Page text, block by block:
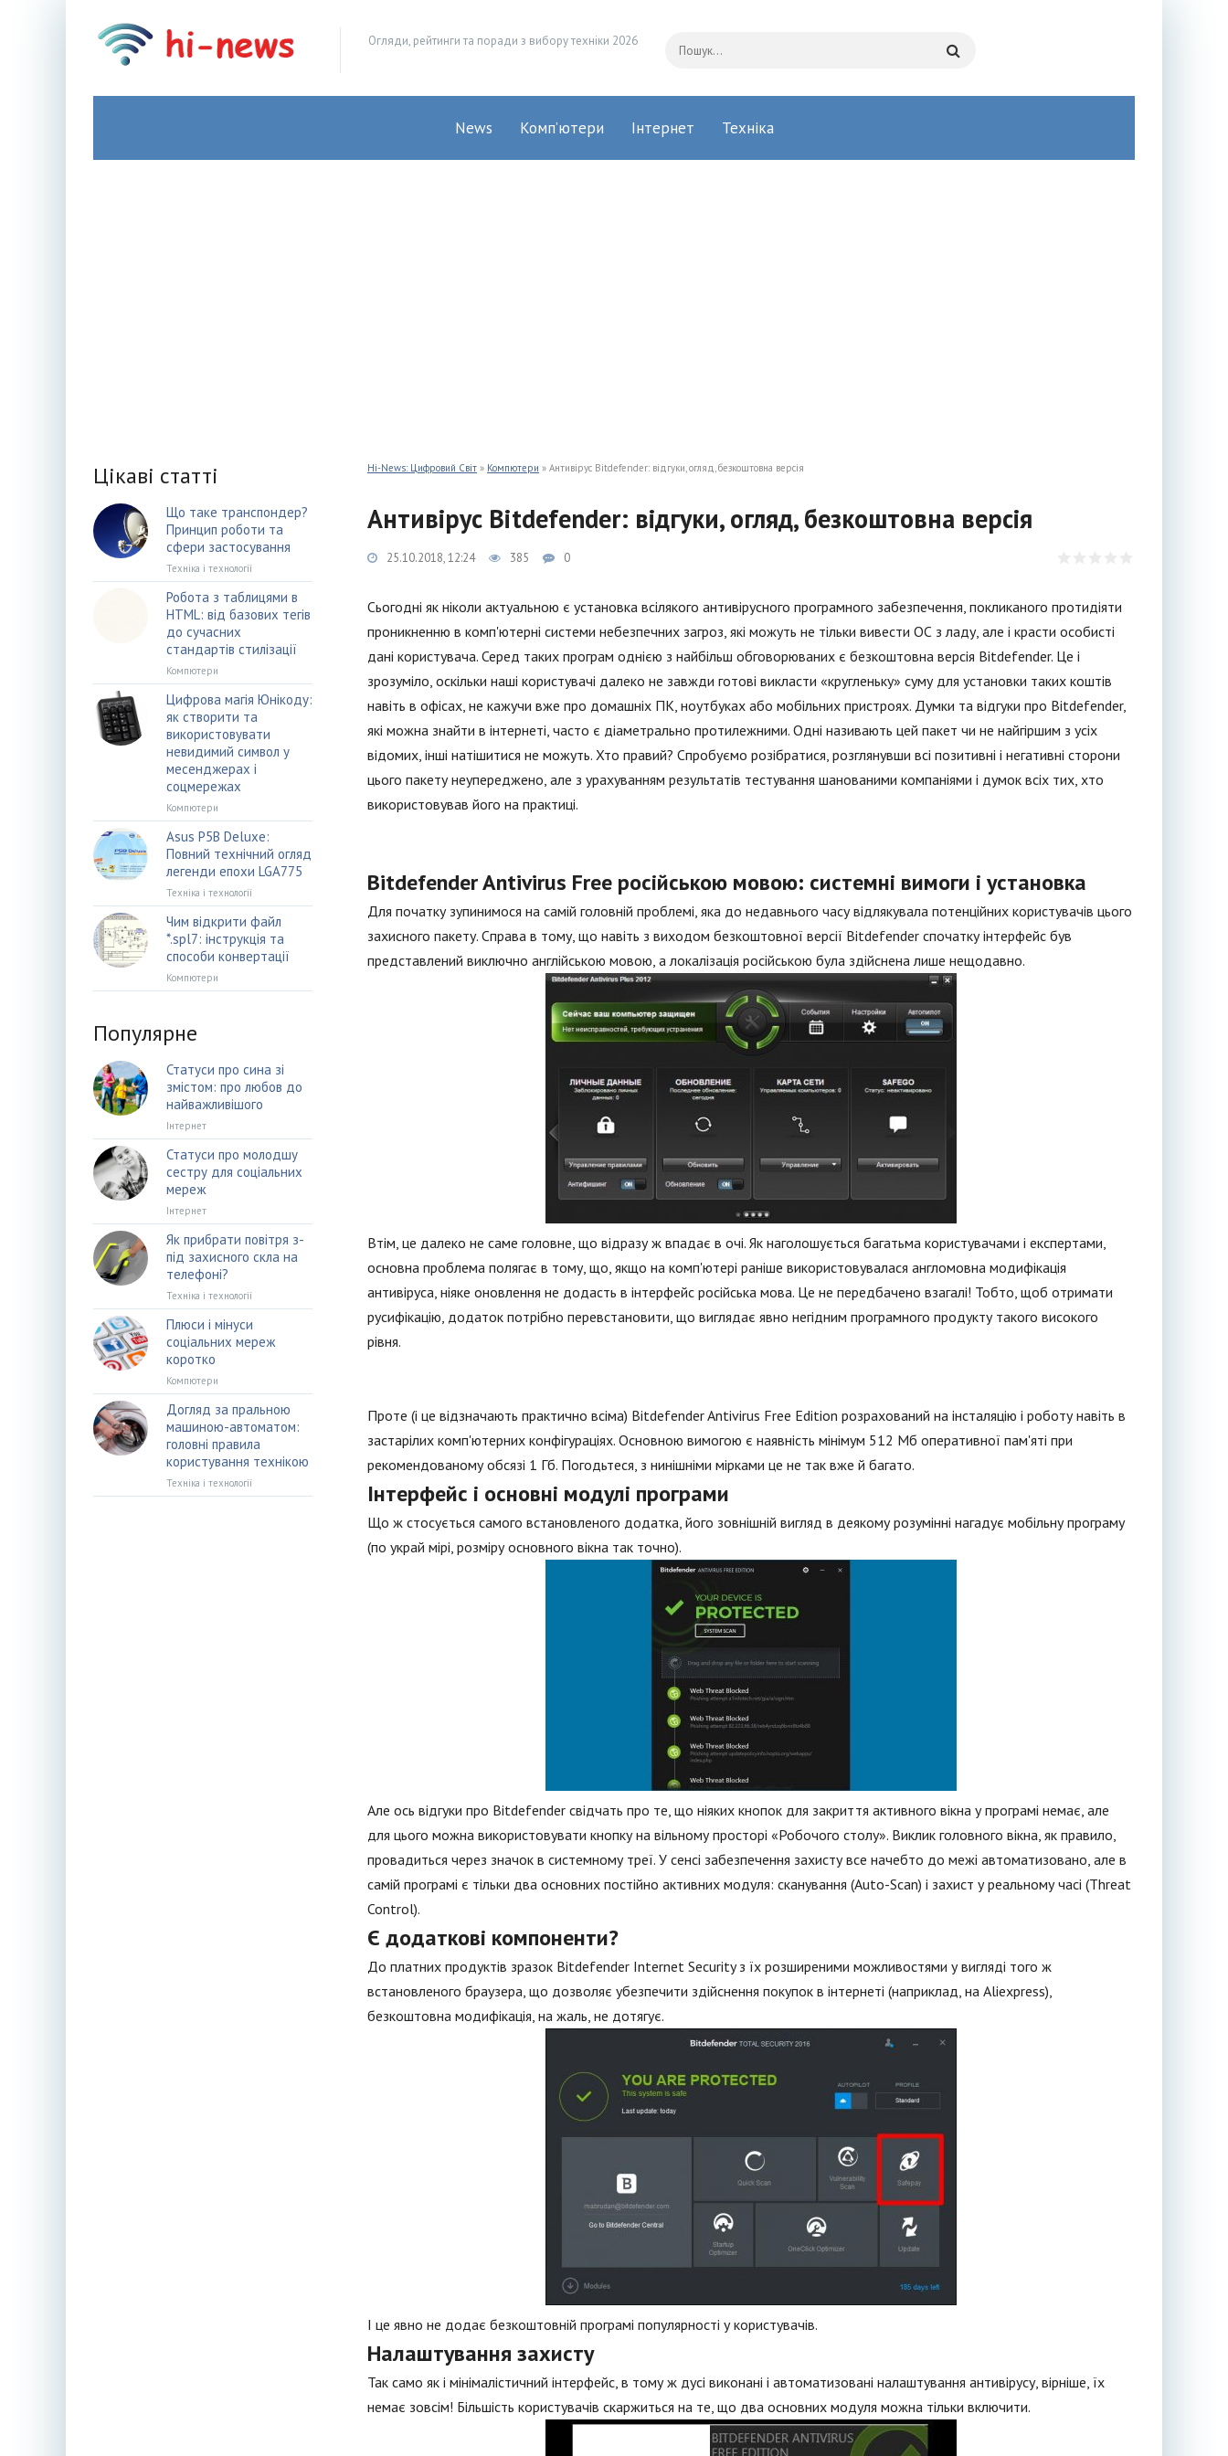
Огляди, рейтинги та поради з вибору техніки 2026
News Комп’ютери Інтернет Техніка
Hi-News: Цифровий Світ » Компютери » Антивірус Bitdefender: відгуки, огляд, безкоштовна версія
Антивірус Bitdefender: відгуки, огляд, безкоштовна версія
25.10.2018, 12:24 385 0
Сьогодні як ніколи актуальною є установка всілякого антивірусного програмного забезпечення, покликаного протидіяти
проникненню в комп'ютерні системи небезпечних загроз, які можуть не тільки вивести ОС з ладу, але і красти особисті
дані користувача. Серед таких програм однією з найбільш обговорюваних є безкоштовна версія Bitdefender. Це і
зрозуміло, оскільки наші користувачі далеко не завжди готові викласти «кругленьку» суму для установки таких коштів
навіть в офісах, не кажучи вже про домашніх ПК, ноутбуках або мобільних пристроях. Думки та відгуки про Bitdefender,
які можна знайти в інтернеті, часто є діаметрально протилежними. Одні називають цей пакет чи не найгіршим з усіх
відомих, інші натішитися не можуть. Хто правий? Спробуємо розібратися, розглянувши всі позитивні і негативні сторони
цього пакету неупереджено, але з урахуванням результатів тестування шанованими компаніями і думок всіх тих, хто
використовував його на практиці.
Bitdefender Antivirus Free російською мовою: системні вимоги і установка
Для початку зупинимося на самій головній проблемі, яка до недавнього часу відлякувала потенційних користувачів цього
захисного пакету. Справа в тому, що навіть з виходом безкоштовної версії Bitdefender спочатку інтерфейс був
представлений виключно англійською мовою, а локалізація російською була здійснена лише нещодавно.
Втім, це далеко не саме головне, що відразу ж впадає в очі. Як наголошується багатьма користувачами і експертами,
основна проблема полягає в тому, що, якщо на комп'ютері раніше використовувалася англомовна модифікація
антивіруса, ніяке оновлення не додасть в інтерфейс російська мова. Це не передбачено взагалі! Тобто, щоб отримати
русифікацію, додаток потрібно перевстановити, що виглядає явно негідним програмного продукту такого високого
рівня.
Проте (і це відзначають практично всіма) Bitdefender Antivirus Free Edition розрахований на інсталяцію і роботу навіть в
застарілих комп'ютерних конфігураціях. Основною вимогою є наявність мінімум 512 Мб оперативної пам'яті при
рекомендованому обсязі 1 Гб. Погодьтеся, з нинішніми мірками це не так вже й багато.
Інтерфейс і основні модулі програми
Що ж стосується самого встановленого додатка, його зовнішній вигляд в деякому розумінні нагадує мобільну програму
(по украй мірі, розміру основного вікна так точно).
Але ось відгуки про Bitdefender свідчать про те, що ніяких кнопок для закриття активного вікна у програмі немає, але
для цього можна використовувати кнопку на вільному просторі «Робочого столу». Виклик головного вікна, як правило,
провадиться через значок в системному треї. У сенсі забезпечення захисту все начебто до межі автоматизовано, але в
самій програмі є тільки два основних постійно активних модуля: сканування (Auto-Scan) і захист у реальному часі (Threat
Control).
Є додаткові компоненти?
До платних продуктів зразок Bitdefender Internet Security з їх розширеними можливостями у вигляді того ж
встановленого браузера, що дозволяє убезпечити здійснення покупок в інтернеті (наприклад, на Aliexpress),
безкоштовна модифікація, на жаль, не дотягує.
І це явно не додає безкоштовній програмі популярності у користувачів.
Налаштування захисту
Так само як і мінімалістичний інтерфейс, в тому ж дусі виконані і автоматизовані налаштування антивірусу, вірніше, їх
немає зовсім! Більшість користувачів скаржиться на те, що два основних модуля можна тільки включити.
Цікаві статті
Що таке транспондер?
Принцип роботи та
сфери застосування
Техніка і технології
Робота з таблицями в
HTML: від базових тегів
до сучасних
стандартів стилізації
Компютери
Цифрова магія Юнікоду:
як створити та
використовувати
невидимий символ у
месенджерах і
соцмережах
Компютери
Asus P5B Deluxe:
Повний технічний огляд
легенди епохи LGA775
Техніка і технології
Чим відкрити файл
*.spl7: інструкція та
способи конвертації
Компютери
Популярне
Статуси про сина зі
змістом: про любов до
найважливішого
Інтернет
Статуси про молодшу
сестру для соціальних
мереж
Інтернет
Як прибрати повітря з-
під захисного скла на
телефоні?
Техніка і технології
Плюси і мінуси
соціальних мереж
коротко
Компютери
Догляд за пральною
машиною-автоматом:
головні правила
користування технікою
Техніка і технології